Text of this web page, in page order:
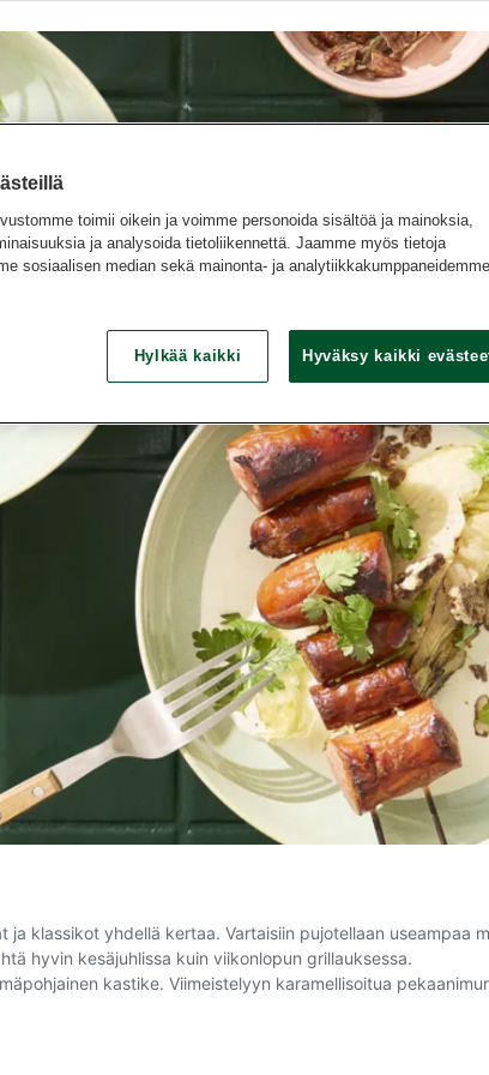
klassikot yhdellä kertaa. Vartaisiin pujotellaan useampaa
hyvin kesäjuhlissa kuin viikonlopun grillauksessa.
kastike. Viimeistelyyn karamellisoitua
toimii oikein ja voimme personoida sisältöä ja mainoksia,
ja analysoida tietoliikennettä. Jaamme myös tietoja
sosiaalisen median sekä mainonta- ja analytiikkakumppaneidemme
Hylkää kaikki Hyväksy kaikki